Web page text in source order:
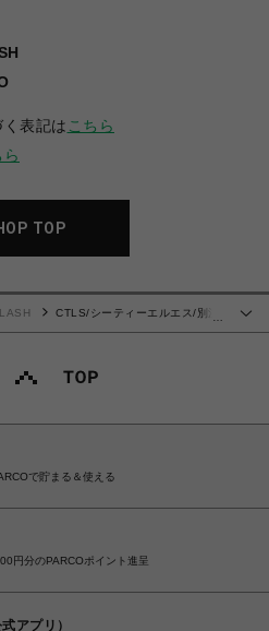
表記は こちら
ら
TOP
…
CTLS/シーティーエルエス/別注
で貯まる＆使える
円分のPARCOポイント進呈
アプリ）